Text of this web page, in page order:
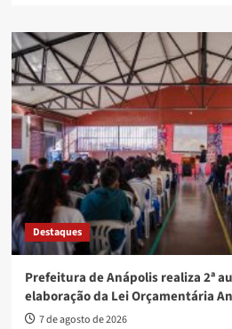
Destaques
Prefeitura de Anápolis realiza 2ª
elaboração da Lei Orçamentária
7 de agosto de 2026